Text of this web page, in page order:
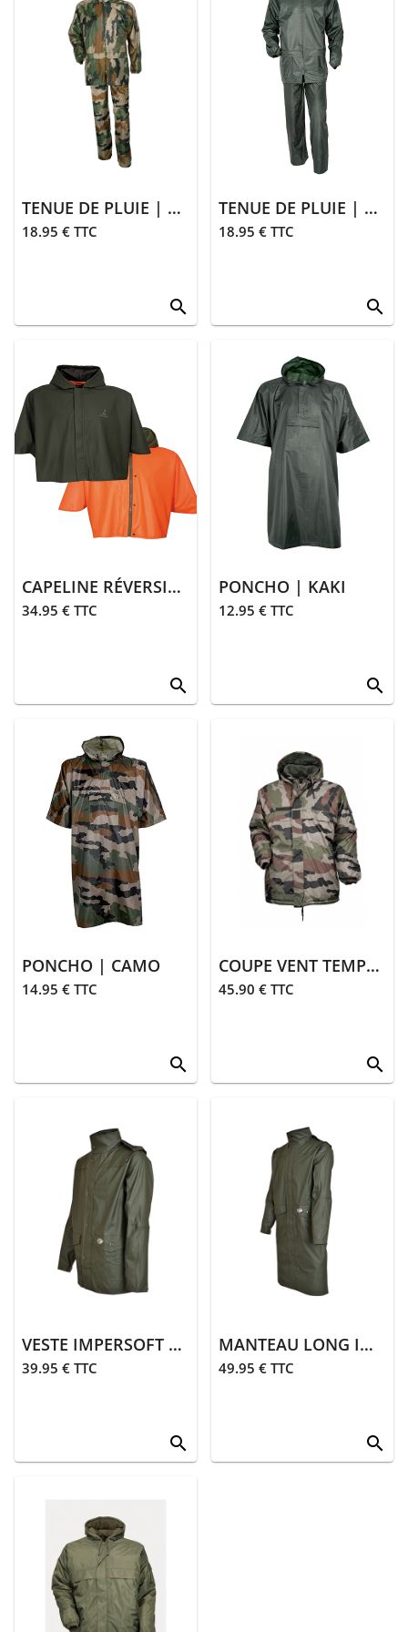
> Entretien
Animalerie
> Laisses,
colliers
> Sifflets,
grelots
animalerie
TENUE DE PLUIE | CAMO
18.95 € TTC
search
TENUE DE PLUIE | KAKI
18.95 € TTC
search
CAPELINE RÉVERSIBLE
34.95 € TTC
search
PONCHO | KAKI
12.95 € TTC
search
PONCHO | CAMO
14.95 € TTC
search
COUPE VENT TEMPÊTE | CAMO
45.90 € TTC
search
VESTE IMPERSOFT AVEC CARNIER | KAKI
39.95 € TTC
search
MANTEAU LONG IMPERSOFT | KAKI
49.95 € TTC
search